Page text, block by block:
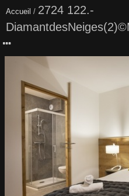
Accueil / 2724 122.-